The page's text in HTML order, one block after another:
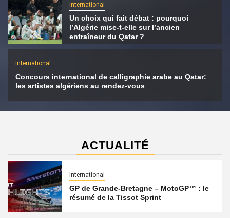
International
Un choix qui fait débat : pourquoi
l’Algérie mise-t-elle sur l’ancien
entraîneur du Qatar ?
International
Concours international de calligraphie arabe au Qatar:
les artistes algériens au rendez-vous
ACTUALITÉ
International
GP de Grande-Bretagne – MotoGP™ : le
résumé de la Tissot Sprint